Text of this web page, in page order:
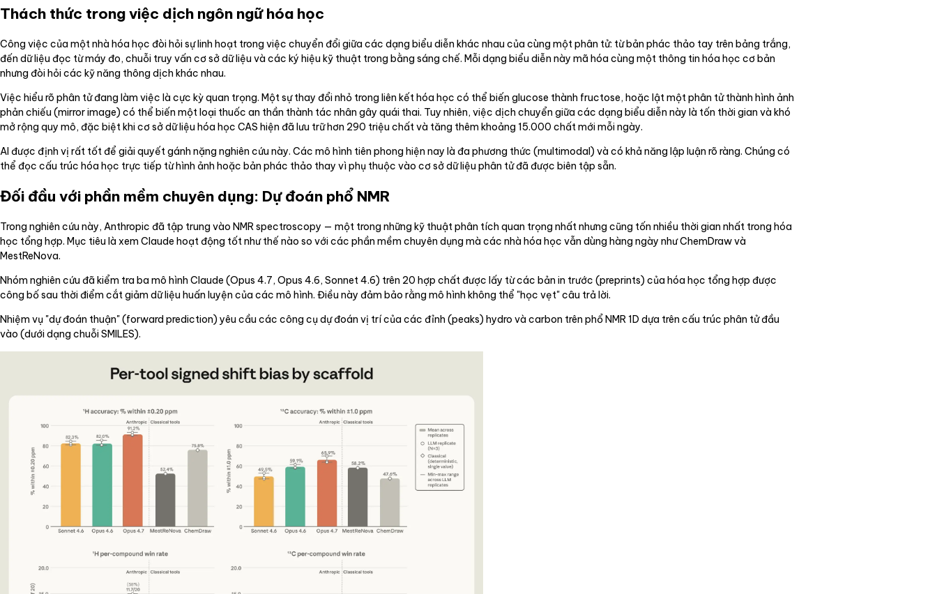
Thách thức trong việc dịch ngôn ngữ hóa học
Công việc của một nhà hóa học đòi hỏi sự linh hoạt trong việc chuyển đổi giữa các dạng biểu diễn khác nhau của cùng một phân tử: từ bản phác thảo tay trên bảng trắng,
đến dữ liệu đọc từ máy đo, chuỗi truy vấn cơ sở dữ liệu và các ký hiệu kỹ thuật trong bằng sáng chế. Mỗi dạng biểu diễn này mã hóa cùng một thông tin hóa học cơ bản
nhưng đòi hỏi các kỹ năng thông dịch khác nhau.
Việc hiểu rõ phân tử đang làm việc là cực kỳ quan trọng. Một sự thay đổi nhỏ trong liên kết hóa học có thể biến glucose thành fructose, hoặc lật một phân tử thành hình ảnh
phản chiếu (mirror image) có thể biến một loại thuốc an thần thành tác nhân gây quái thai. Tuy nhiên, việc dịch chuyển giữa các dạng biểu diễn này là tốn thời gian và khó
mở rộng quy mô, đặc biệt khi cơ sở dữ liệu hóa học CAS hiện đã lưu trữ hơn 290 triệu chất và tăng thêm khoảng 15.000 chất mới mỗi ngày.
AI được định vị rất tốt để giải quyết gánh nặng nghiên cứu này. Các mô hình tiên phong hiện nay là đa phương thức (multimodal) và có khả năng lập luận rõ ràng. Chúng có
thể đọc cấu trúc hóa học trực tiếp từ hình ảnh hoặc bản phác thảo thay vì phụ thuộc vào cơ sở dữ liệu phân tử đã được biên tập sẵn.
Đối đầu với phần mềm chuyên dụng: Dự đoán phổ NMR
Trong nghiên cứu này, Anthropic đã tập trung vào NMR spectroscopy — một trong những kỹ thuật phân tích quan trọng nhất nhưng cũng tốn nhiều thời gian nhất trong hóa
học tổng hợp. Mục tiêu là xem Claude hoạt động tốt như thế nào so với các phần mềm chuyên dụng mà các nhà hóa học vẫn dùng hàng ngày như ChemDraw và
MestReNova.
Nhóm nghiên cứu đã kiểm tra ba mô hình Claude (Opus 4.7, Opus 4.6, Sonnet 4.6) trên 20 hợp chất được lấy từ các bản in trước (preprints) của hóa học tổng hợp được
công bố sau thời điểm cắt giảm dữ liệu huấn luyện của các mô hình. Điều này đảm bảo rằng mô hình không thể "học vẹt" câu trả lời.
Nhiệm vụ "dự đoán thuận" (forward prediction) yêu cầu các công cụ dự đoán vị trí của các đỉnh (peaks) hydro và carbon trên phổ NMR 1D dựa trên cấu trúc phân tử đầu
vào (dưới dạng chuỗi SMILES).